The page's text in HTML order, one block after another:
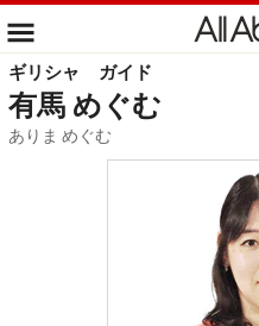
ギリシャ ガイド
有馬 めぐむ
ありま めぐむ